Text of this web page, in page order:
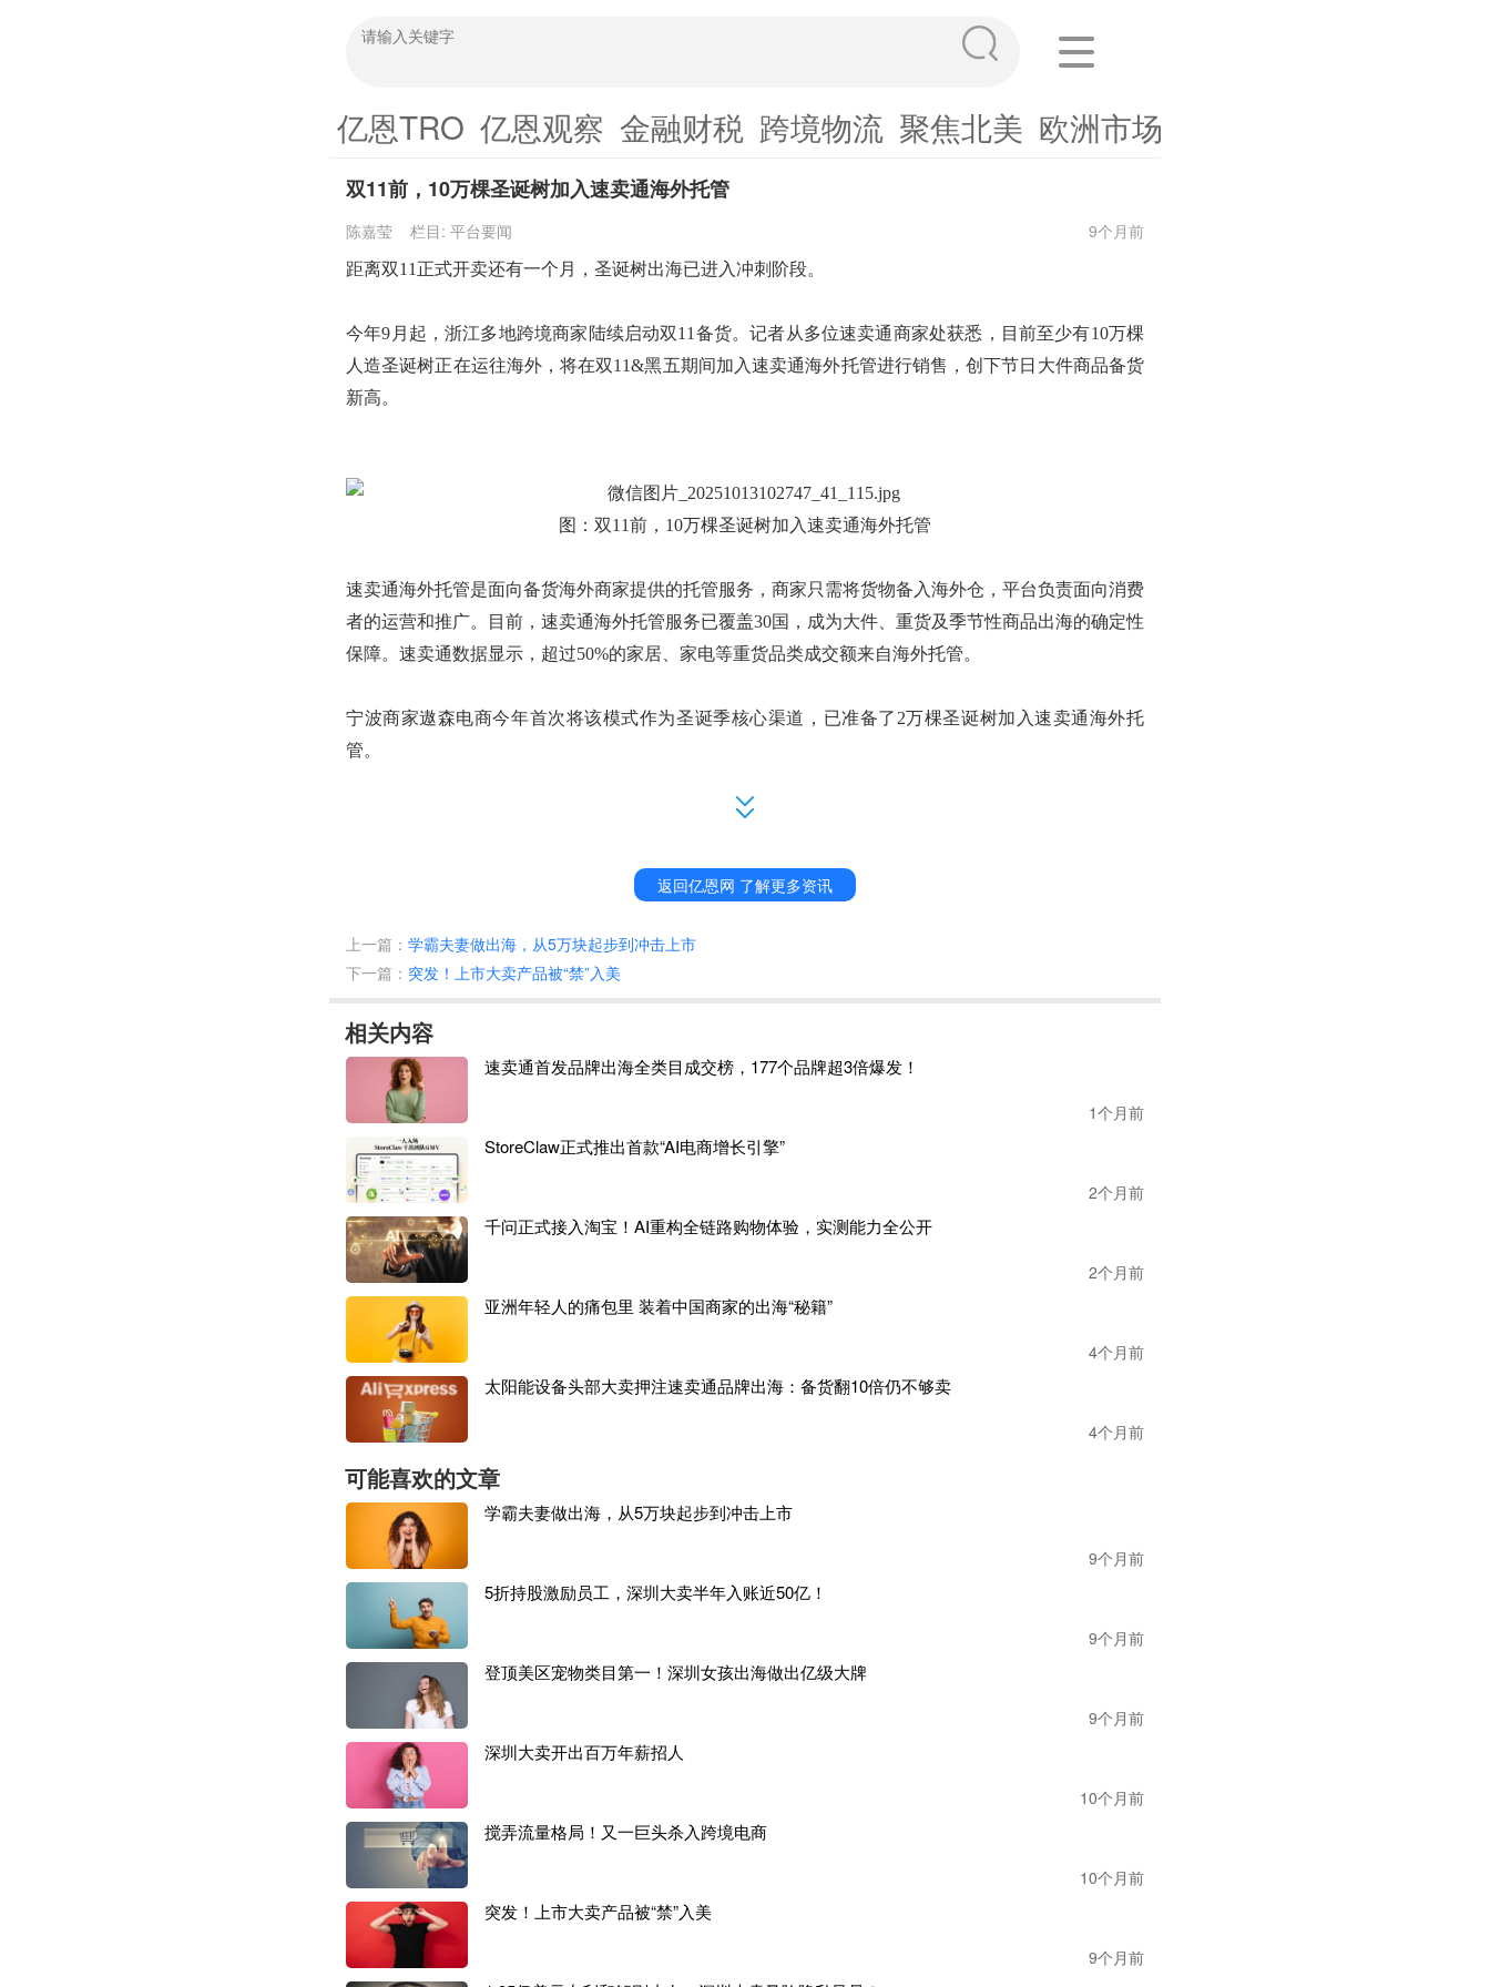
亿恩TRO 亿恩观察 金融财税 跨境物流 聚焦北美 欧洲市场
双11前，10万棵圣诞树加入速卖通海外托管
陈嘉莹 栏目: 平台要闻 9个月前
距离双11正式开卖还有一个月，圣诞树出海已进入冲刺阶段。
今年9月起，浙江多地跨境商家陆续启动双11备货。记者从多位速卖通商家处获悉，目前至少有10万棵
人造圣诞树正在运往海外，将在双11&黑五期间加入速卖通海外托管进行销售，创下节日大件商品备货
新高。
图： 双11前，10万棵圣诞树加入速卖通海外托管
速卖通海外托管是面向备货海外商家提供的托管服务，商家只需将货物备入海外仓，平台负责面向消费
者的运营和推广。目前，速卖通海外托管服务已覆盖30国，成为大件、重货及季节性商品出海的确定性
保障。速卖通数据显示，超过50%的家居、家电等重货品类成交额来自海外托管。
宁波商家遨森电商今年首次将该模式作为圣诞季核心渠道，已准备了 2万棵圣诞树加入速卖通海外托
管。
“这2万棵圣诞树就是为速卖通海外托管准备的。加入海外托管后，圣诞树在欧洲可以实现3-5日达，甚
会。今年的海外双11&黑五大促从11月8日开始预热，11月11日启动售卖，一直持续到12月3日，为商家
提供长达一个月的销售旺季。
返回亿恩网 了解更多资讯
上一篇： 学霸夫妻做出海，从5万块起步到冲击上市
下一篇： 突发！上市大卖产品被“禁”入美
相关内容
速卖通首发品牌出海全类目成交榜，177个品牌超3倍爆发！
1个月前
StoreClaw正式推出首款“AI电商增长引擎”
2个月前
千问正式接入淘宝！AI重构全链路购物体验，实测能力全公开
2个月前
亚洲年轻人的痛包里 装着中国商家的出海“秘籍”
4个月前
太阳能设备头部大卖押注速卖通品牌出海：备货翻10倍仍不够卖
4个月前
可能喜欢的文章
学霸夫妻做出海，从5万块起步到冲击上市
9个月前
5折持股激励员工，深圳大卖半年入账近50亿！
9个月前
登顶美区宠物类目第一！深圳女孩出海做出亿级大牌
9个月前
深圳大卖开出百万年薪招人
10个月前
搅弄流量格局！又一巨头杀入跨境电商
10个月前
突发！上市大卖产品被“禁”入美
9个月前